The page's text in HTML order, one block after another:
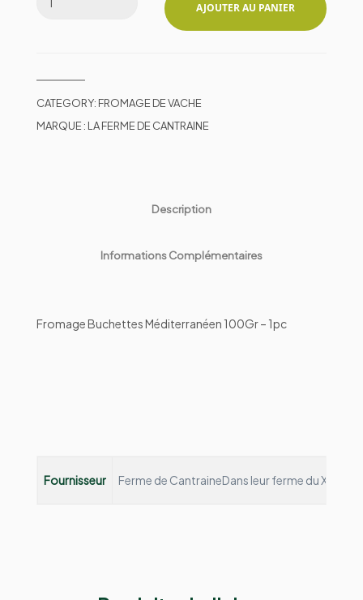
AJOUTER AU PANIER
CATEGORY: FROMAGE DE VACHE
MARQUE : LA FERME DE CANTRAINE
Description
Informations Complémentaires
Fromage Buchettes Méditerranéen 100Gr – 1pc
Fournisseur Ferme de CantraineDans leur ferme du